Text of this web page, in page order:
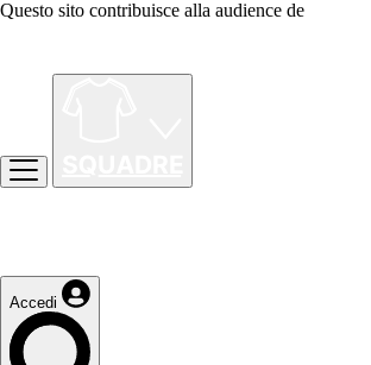
Questo sito contribuisce alla audience de
Accedi